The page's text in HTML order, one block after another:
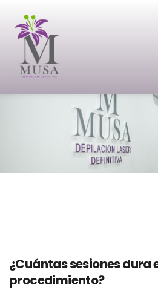
¿Cuántas sesiones dura
procedimiento?